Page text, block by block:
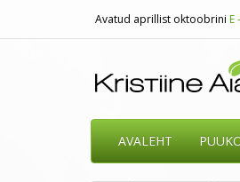
Avatud aprillist oktoobrini E
AVALEHT